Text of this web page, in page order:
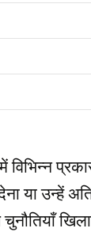
या उन्हें